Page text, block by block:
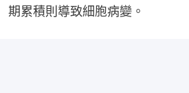
期累積則導致細胞病變。